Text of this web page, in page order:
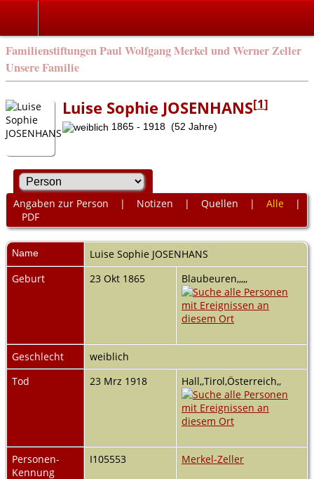
Familienstiftungen Paul Wolfgang Merkel und Werner Zeller
Unsere Familie
Luise Sophie JOSENHANS[1]
1865 - 1918 (52 Jahre)
Angaben zur Person | Notizen | Quellen | Alle |
PDF
Name Luise Sophie JOSENHANS
Geburt
23 Okt 1865 Blaubeuren,,,,,
Geschlecht
weiblich
Tod
23 Mrz 1918 Hall,,Tirol,Österreich,,
Personen-
Kennung
I105553 Merkel-Zeller